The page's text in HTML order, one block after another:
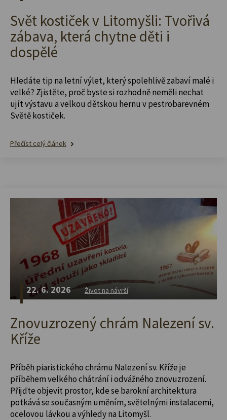
Svět kostiček v Litomyšli: Tvořivá
zábava, která chytne děti i
dospělé
Hledáte tip na letní výlet, který spolehlivě zabaví malé i
velké? Zjistěte, proč byste si rozhodně neměli nechat
ujít výstavu a velkou dětskou hernu v pestrobarevném
Světě kostiček.
Přečíst celý článek
22. 6. 2026 Život na návrší
Znovuzrozený chrám Nalezení sv.
Kříže
Příběh piaristického chrámu Nalezení sv. Kříže je
příběhem velkého chátrání i odvážného znovuzrození.
Přijďte objevit prostor, kde se barokní architektura
potkává se současným uměním, světelnými instalacemi,
ocelovou lávkou a výhledy na Litomyšl.